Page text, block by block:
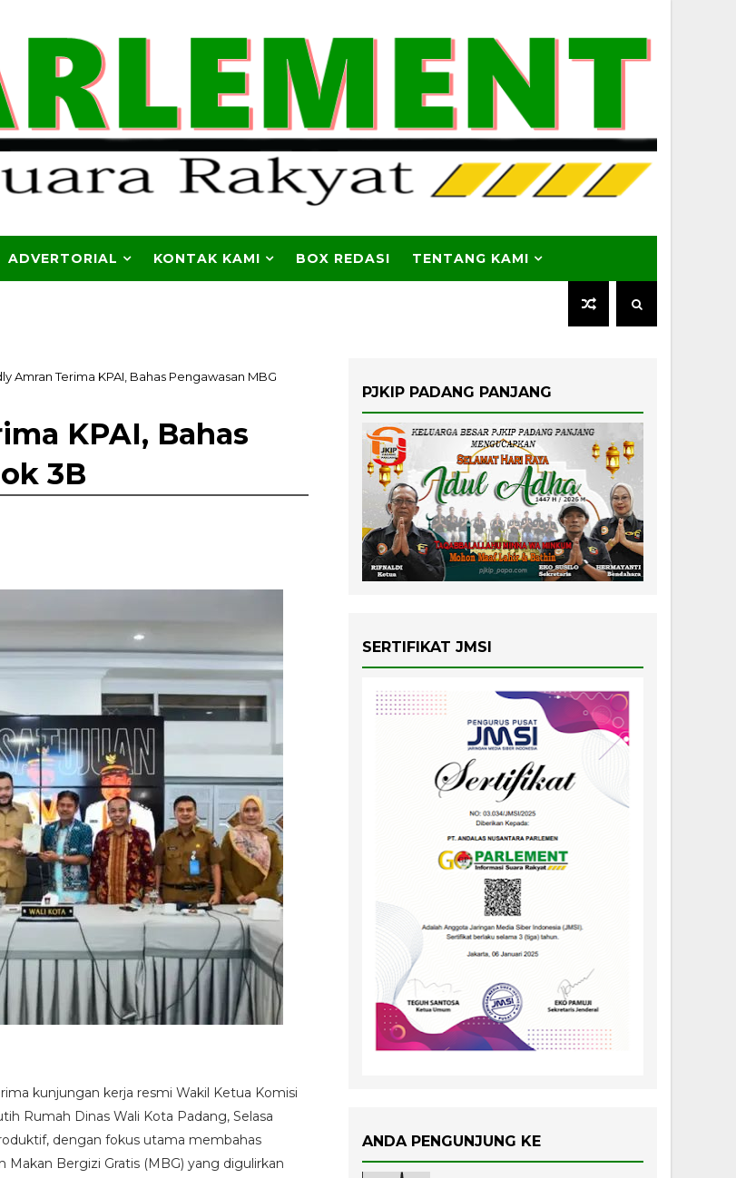
ADVERTORIAL KONTAK KAMI BOX REDASI TENTANG KAMI
Amran Terima KPAI, Bahas Pengawasan MBG
KPAI, Bahas
3B
kunjungan kerja resmi Wakil Ketua Komisi
Rumah Dinas Wali Kota Padang, Selasa
dengan fokus utama membahas
Makan Bergizi Gratis (MBG) yang digulirkan
PJKIP PADANG PANJANG
SERTIFIKAT JMSI
ANDA PENGUNJUNG KE